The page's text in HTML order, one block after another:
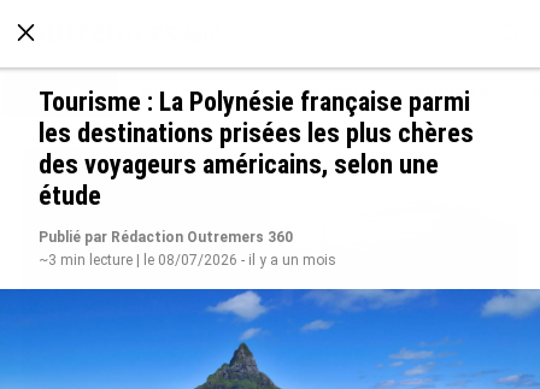
À LA UNE POLITIQUE ECONOMIE SOCIÉTÉ
Tourisme : La Polynésie française parmi
les destinations prisées les plus chères
des voyageurs américains, selon une
étude
Publié par Rédaction Outremers 360
~3 min lecture | le 08/07/2026 - il y a un mois